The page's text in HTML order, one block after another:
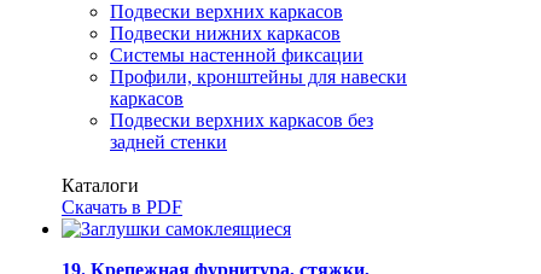
Подвески верхних каркасов
Подвески нижних каркасов
Системы настенной фиксации
Профили, кронштейны для навески
каркасов
Подвески верхних каркасов без
задней стенки
Каталоги
Скачать в PDF
19. Крепежная фурнитура, стяжки,